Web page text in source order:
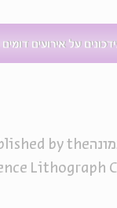
by the
Lithograph